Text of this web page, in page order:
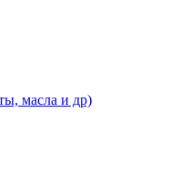
масла и др)